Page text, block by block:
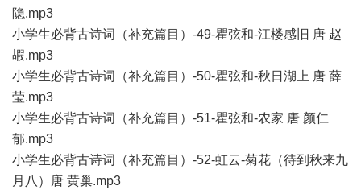
隐.mp3
小学生必背古诗词（补充篇目）-49-瞿弦和-江楼感旧 唐 赵
嘏.mp3
小学生必背古诗词（补充篇目）-50-瞿弦和-秋日湖上 唐 薛
莹.mp3
小学生必背古诗词（补充篇目）-51-瞿弦和-农家 唐 颜仁
郁.mp3
小学生必背古诗词（补充篇目）-52-虹云-菊花（待到秋来九
月八）唐 黄巢.mp3